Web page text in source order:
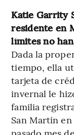
Katie Garrity
residente en
límites no
Dada la
tiempo, ella
tarjeta de
invernal le
familia
San Martín